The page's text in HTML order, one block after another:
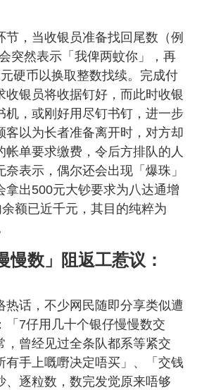
节，当收银员准备找回尾数（例
突然表示「我俾两蚊你」，再
硬币以换取整数找续。完成付
收银员将收据钉好，而此时收银
机，或刚好用尽钉书钉，进一步
客以为长者准备离开时，对方却
帐单要求缴费，令后方排队的人
表示，偶尔还会出现「爆珠」
拿出500元大钞要求为八达通增
额已近千元，其目的纯粹为
慢数」阻返工惹议：
热话，不少网民随即分享类似遭
「7仔用几十个银仔慢慢数交
，曾经见过全条队都系等紧交
有手上嘅嘢决定唔买」、「交钱
、逐粒数，数完发觉原来唔够